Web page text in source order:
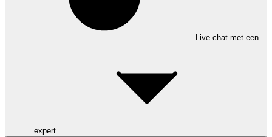
Live chat met een
expert